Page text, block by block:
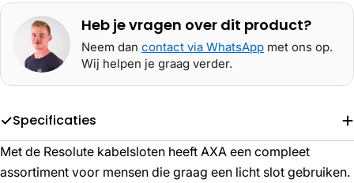
Heb je vragen over dit product?
Neem dan contact via WhatsApp met ons op.
Wij helpen je graag verder.
Specificaties
Met de Resolute kabelsloten heeft AXA een compleet
assortiment voor mensen die graag een licht slot gebruiken.